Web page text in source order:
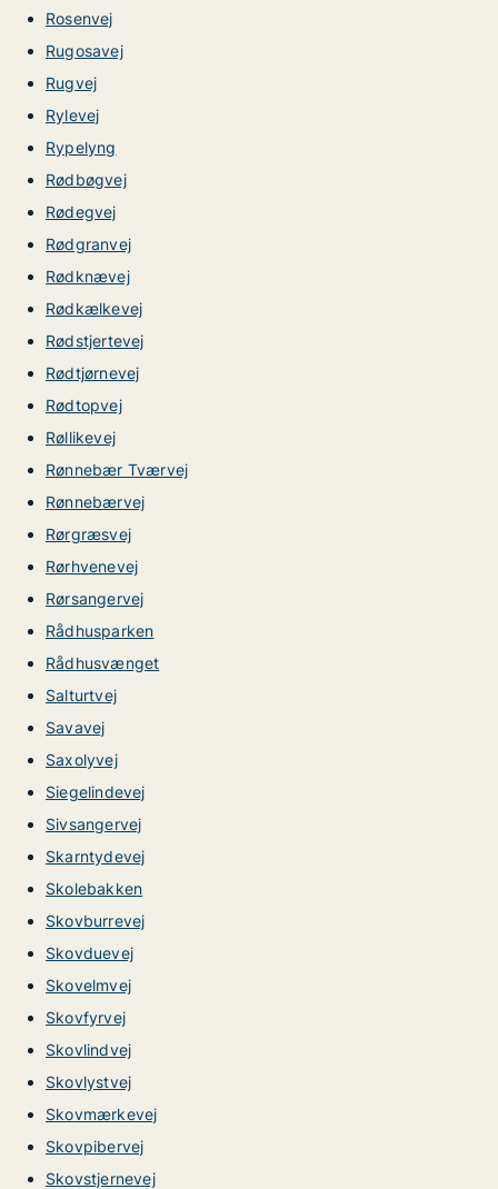
Rosenvej
Rugosavej
Rugvej
Rylevej
Rypelyng
Rødbøgvej
Rødegvej
Rødgranvej
Rødknævej
Rødkælkevej
Rødstjertevej
Rødtjørnevej
Rødtopvej
Røllikevej
Rønnebær Tværvej
Rønnebærvej
Rørgræsvej
Rørhvenevej
Rørsangervej
Rådhusparken
Rådhusvænget
Salturtvej
Savavej
Saxolyvej
Siegelindevej
Sivsangervej
Skarntydevej
Skolebakken
Skovburrevej
Skovduevej
Skovelmvej
Skovfyrvej
Skovlindvej
Skovlystvej
Skovmærkevej
Skovpibervej
Skovstjernevej